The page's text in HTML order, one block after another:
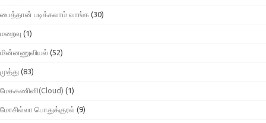
பைத்தான் படிக்கலாம் வாங்க (30)
மறைவு (1)
மின்னணுவியல் (52)
முத்து (83)
மேககணினி(Cloud) (1)
மோசில்லா பொதுக்குரல் (9)